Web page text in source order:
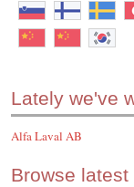
Lately we've
Alfa Laval AB
Browse